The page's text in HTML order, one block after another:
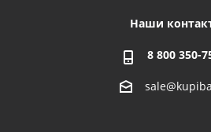
Наши
8 800 350-